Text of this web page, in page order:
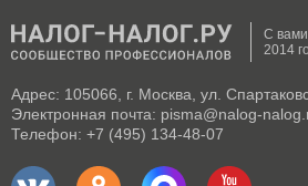
С
2014
Адрес: 105066, г. Москва, ул.
Электронная почта: pisma@nalog-
Телефон: +7 (495) 134-48-07